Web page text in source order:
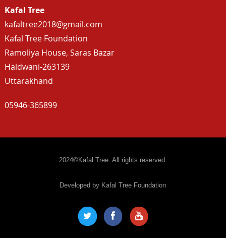
Kafal Tree
kafaltree2018@gmail.com
Kafal Tree Foundation
Ramoliya House, Saras Bazar
Haldwani-263139
Uttarakhand
05946-365899
2024©Kafal Tree. All rights reserved.
Developed by Kafal Tree Foundation